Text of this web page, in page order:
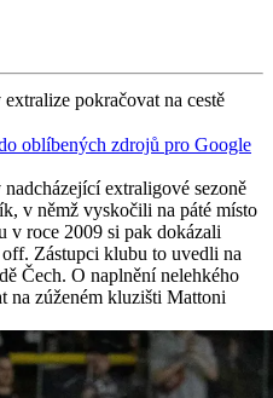
pokračovat na cestě
oblíbených zdrojů pro Google
extraligové sezoně
v němž vyskočili na páté místo
v roce 2009 si pak dokázali
Zástupci klubu to uvedli na
Čech. O naplnění nelehkého
na zúženém kluzišti Mattoni